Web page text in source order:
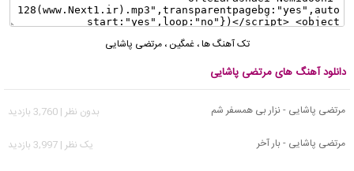
تک آهنگ ها،غمگین ،مرتضی پاشایی
دانلود آهنگ های مرتضی پاشایی
مرتضی پاشایی - نزار بی همسفر شم
بدون نظر | 3,760 بازدید
مرتضی پاشایی - بار آخر
يک نظر | 3,997 بازدید